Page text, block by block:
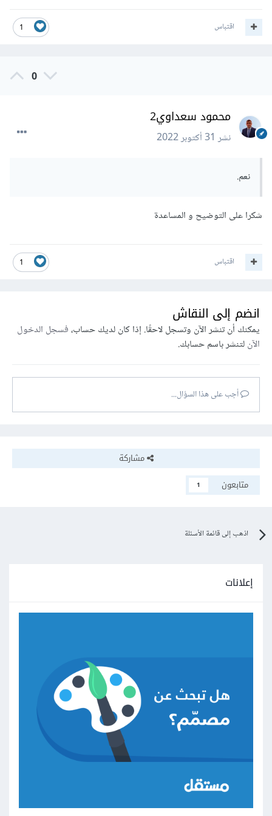
1 اقتباس
0
محمود سعداوي2
نشر31 أكتوبر 2022
نعم.
شكرا على التوضيح و المساعدة
1 اقتباس
انضم إلى النقاش
يمكنك أن تنشر الآن وتسجل لاحقًا. إذا كان لديك حساب،فسجل الدخول
الآنلتنشر باسم حسابك.
أجب على هذا السؤال...
مشاركة
متابعون
1
اذهب إلى قائمة الأسئلة
إعلانات